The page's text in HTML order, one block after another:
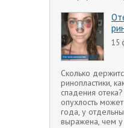
15
Сколько
ринопластики,
спадения
опухлость
года, у
выражена, чем у